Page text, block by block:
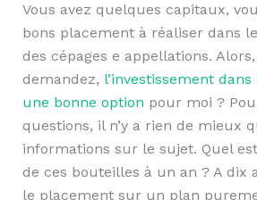
Vous avez quelques capitaux,
bons placement à réaliser dans
des cépages e appellations.
demandez, l’investissement
une bonne option pour moi ?
questions, il n’y a rien de mieux
informations sur le sujet. Quel
de ces bouteilles à un an ? A dix
le placement sur un plan